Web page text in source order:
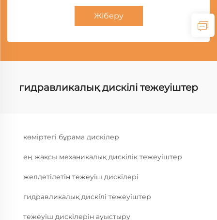
Жіберу
гидравликалық дискілі тежеуіштер
көміртегі бұрама дискілер
ең жақсы механикалық дискілік тежеуіштер
желдетілетін тежеуіш дискілері
гидравликалық дискілі тежеуіштер
тежеуіш дискілерін ауыстыру